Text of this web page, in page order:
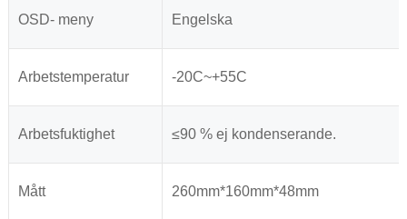
OSD- meny Engelska
Arbetstemperatur -20C~+55C
Arbetsfuktighet ≤90 % ej kondenserande.
Mått 260mm*160mm*48mm